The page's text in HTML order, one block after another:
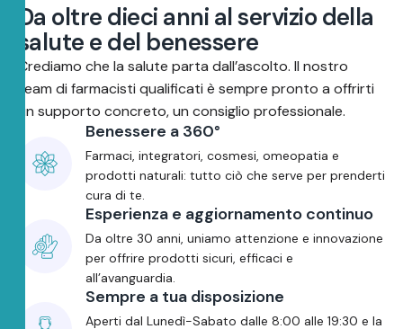
Da oltre dieci anni alservizio della
salute e del benessere
Crediamo che la salute parta dall’ascolto. Il nostro
team di farmacisti qualificati è sempre pronto a offrirti
un supporto concreto, un consiglio professionale.
Benessere a 360°
Farmaci, integratori, cosmesi, omeopatia e
prodotti naturali: tutto ciò che serve per prenderti
cura di te.
Esperienza e aggiornamento continuo
Da oltre 30 anni, uniamo attenzione e innovazione
per offrire prodotti sicuri, efficaci e
all’avanguardia.
Sempre a tua disposizione
Aperti dal Lunedì-Sabato dalle 8:00 alle 19:30 e la